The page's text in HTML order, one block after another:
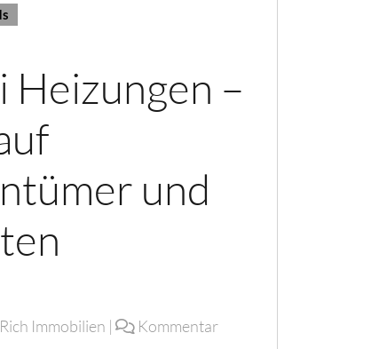
Heizungen –
und
Immobilien |
Kommentar